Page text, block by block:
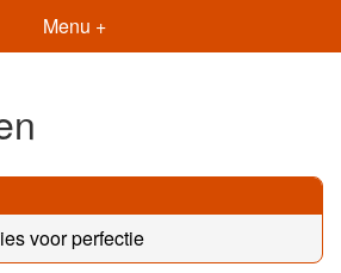
Menu +
voor perfectie